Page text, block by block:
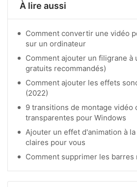
À lire aussi
Comment convertir une vidéo
sur un ordinateur
Comment ajouter un filigrane à
gratuits recommandés)
Comment ajouter les effets
(2022)
9 transitions de montage vidéo
transparentes pour Windows
Ajouter un effet d'animation à la
claires pour vous
Comment supprimer les